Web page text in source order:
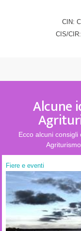
CIN:
CIS/
Alcune
Ecco alcuni
Fiere e eventi